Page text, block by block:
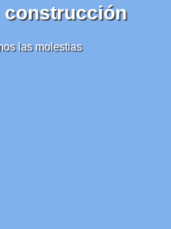
construcción
las molestias